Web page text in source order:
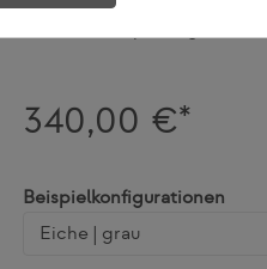
340,00 €*
Beispielkonfigurationen